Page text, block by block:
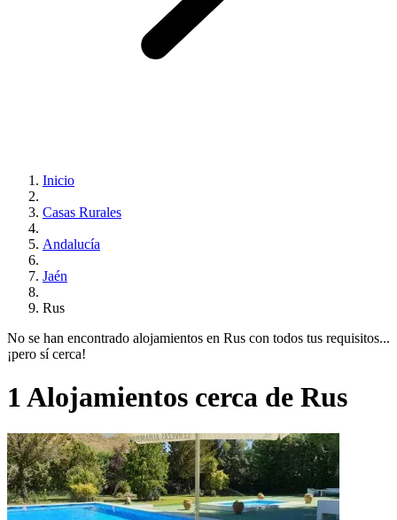
Inicio
Casas Rurales
Andalucía
Jaén
Rus
No se han encontrado alojamientos en Rus con todos tus requisitos...
¡pero sí cerca!
1 Alojamientos cerca de Rus